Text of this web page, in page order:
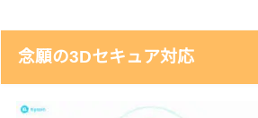
念願の3Dセキュア対応